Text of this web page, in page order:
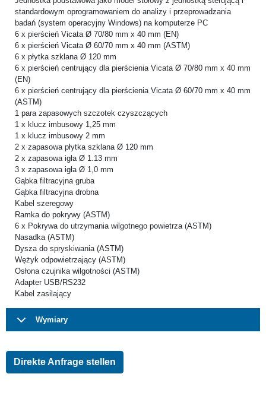
standardowym oprogramowaniem do analizy i przeprowadzania
badań (system operacyjny Windows) na komputerze PC
6 x pierścień Vicata Ø 70/80 mm x 40 mm (EN)
6 x pierścień Vicata Ø 60/70 mm x 40 mm (ASTM)
6 x płytka szklana Ø 120 mm
6 x pierścień centrujący dla pierścienia Vicata Ø 70/80 mm x 40 mm
(EN)
6 x pierścień centrujący dla pierścienia Vicata Ø 60/70 mm x 40 mm
(ASTM)
1 para zapasowych szczotek czyszczących
1 x klucz imbusowy 1,25 mm
1 x klucz imbusowy 2 mm
2 x zapasowa płytka szklana Ø 120 mm
2 x zapasowa igła Ø 1.13 mm
3 x zapasowa igła Ø 1,0 mm
Gąbka filtracyjna gruba
Gąbka filtracyjna drobna
Kabel szeregowy
Ramka do pokrywy (ASTM)
6 x Pokrywa do utrzymania wilgotnego powietrza (ASTM)
Nasadka (ASTM)
Dysza do spryskiwania (ASTM)
Wężyk odpowietrzający (ASTM)
Osłona czujnika wilgotności (ASTM)
Adapter USB/RS232
Kabel zasilający
Wymiary
Direkte Anfrage stellen